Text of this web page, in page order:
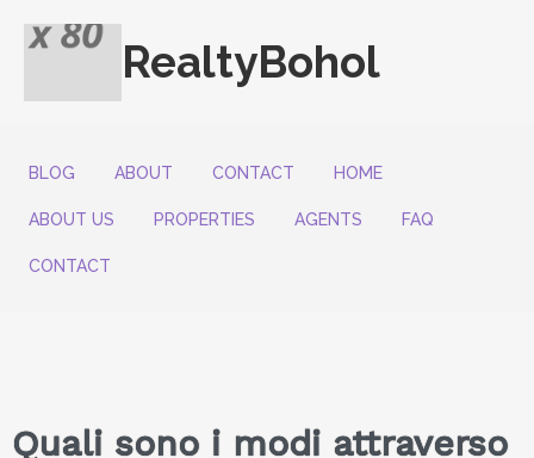
RealtyBohol
BLOG ABOUT CONTACT HOME
ABOUT US PROPERTIES AGENTS FAQ
CONTACT
Quali sono i modi attraverso